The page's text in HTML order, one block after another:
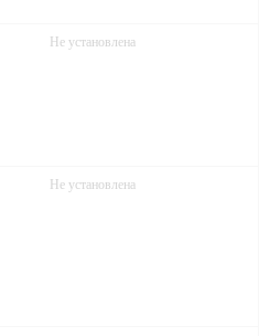
Не установлена
Не установлена